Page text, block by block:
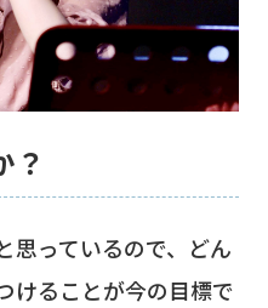
？
思っているので、どん
けることが今の目標で